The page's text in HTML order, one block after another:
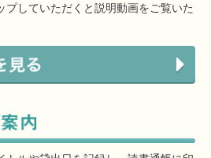
プしていただくと説明動画をご覧いた